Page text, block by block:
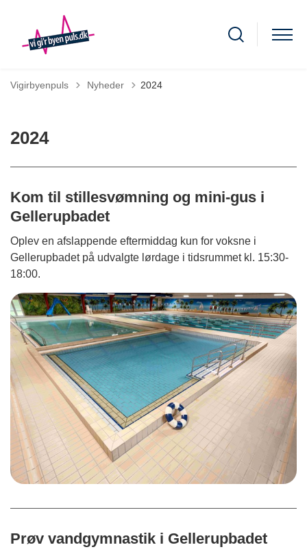
Vigirbyenpuls Tilbage til
Nyheder 2024
2024
Kom til stillesvømning og mini-gus i
Gellerupbadet
Oplev en afslappende eftermiddag kun for voksne i
Gellerupbadet på udvalgte lørdage i tidsrummet kl. 15:30-
18:00.
Prøv vandgymnastik i Gellerupbadet